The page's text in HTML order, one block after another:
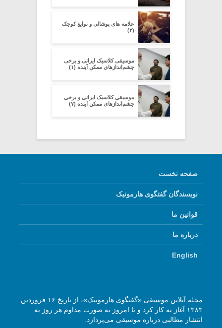
علامه های پوشالی و نوابغ کوچک
(۲)
موسیقی کلاسیک ایرانی و برخی
چشم‌اندازهای ممکنِ آینده (۱)
موسیقی کلاسیک ایرانی و برخی
چشم‌اندازهای ممکنِ آینده (۷)
صفحه نخست
نویسندگان گفتگوی هارمونیک
قوانین ما
درباره ما
English
مجله آنلاین موسیقی «گفتگوی هارمونیک»، از تاریخ ۱۶ فروردین
۱۳۸۳ آغاز به کار کرد و تا امروز به صورت مداوم هر روز به
انتشار مطالبی درباره موسیقی می‌پردازد.